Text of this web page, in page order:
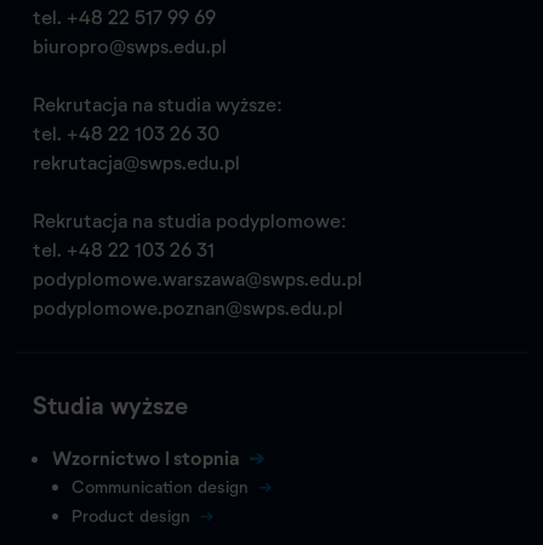
tel. +48 22 517 99 69
biuropro@swps.edu.pl
Rekrutacja na studia wyższe:
tel. +48 22 103 26 30
rekrutacja@swps.edu.pl
Rekrutacja na studia podyplomowe:
tel. +48 22 103 26 31
podyplomowe.warszawa@swps.edu.pl
podyplomowe.poznan@swps.edu.pl
Studia wyższe
Wzornictwo I stopnia
Communication design
Product design